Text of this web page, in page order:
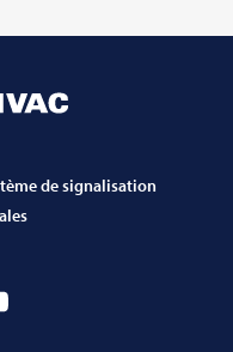
de signalisation